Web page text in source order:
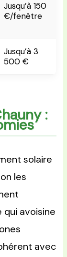
Jusqu’à 150
€/fenêtre
Jusqu’à 3
500 €
:
solaire
les
qui avoisine
avec